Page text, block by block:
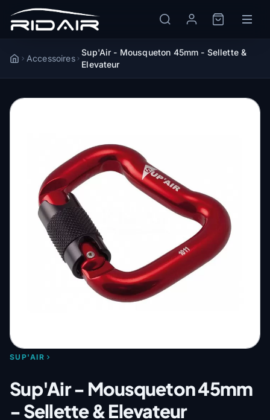
AccueilAccessoires
Sup'Air - Mousqueton 45mm - Sellette &
Elevateur
SUP'AIR
Sup'Air - Mousqueton 45mm
- Sellette & Elevateur